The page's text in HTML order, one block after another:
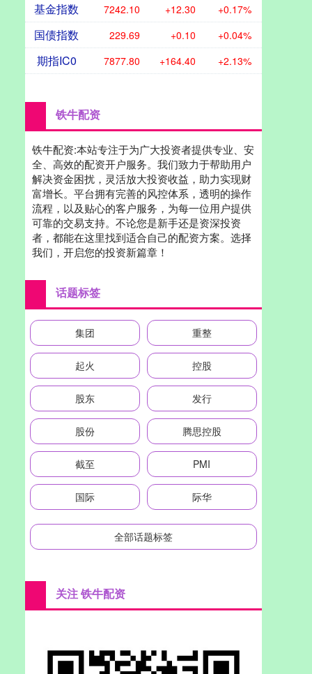
基金指数 7242.10 +12.30 +0.17%
国债指数 229.69 +0.10 +0.04%
期指IC0 7877.80 +164.40 +2.13%
铁牛配资
铁牛配资:本站专注于为广大投资者提供专业、安
全、高效的配资开户服务。我们致力于帮助用户
解决资金困扰，灵活放大投资收益，助力实现财
富增长。平台拥有完善的风控体系，透明的操作
流程，以及贴心的客户服务，为每一位用户提供
可靠的交易支持。不论您是新手还是资深投资
者，都能在这里找到适合自己的配资方案。选择
我们，开启您的投资新篇章！
话题标签
集团 重整
起火 控股
股东 发行
股份 腾思控股
截至 PMI
国际 际华
全部话题标签
关注 铁牛配资